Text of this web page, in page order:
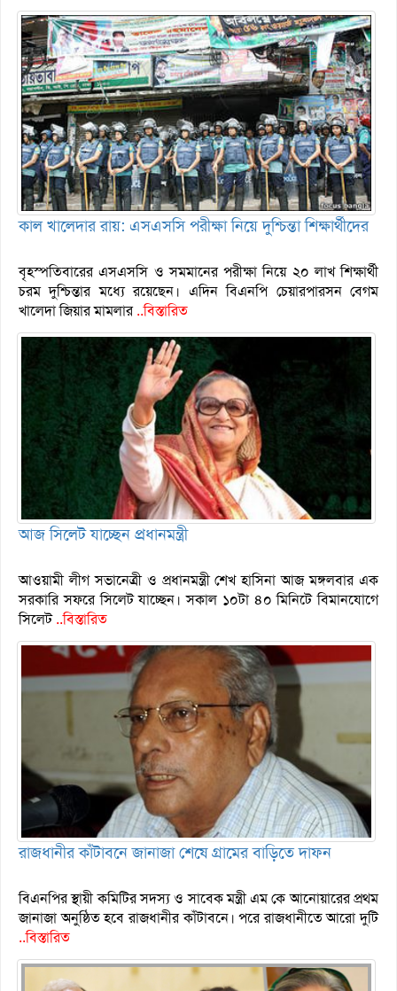
কাল খালেদার রায়: এসএসসি পরীক্ষা নিয়ে দুশ্চিন্তা শিক্ষার্থীদের
বৃহস্পতিবারের এসএসসি ও সমমানের পরীক্ষা নিয়ে ২০ লাখ শিক্ষার্থী
চরম দুশ্চিন্তার মধ্যে রয়েছেন। এদিন বিএনপি চেয়ারপারসন বেগম
খালেদা জিয়ার মামলার..বিস্তারিত
আজ সিলেট যাচ্ছেন প্রধানমন্ত্রী
আওয়ামী লীগ সভানেত্রী ও প্রধানমন্ত্রী শেখ হাসিনা আজ মঙ্গলবার এক
সরকারি সফরে সিলেট যাচ্ছেন। সকাল ১০টা ৪০ মিনিটে বিমানযোগে
সিলেট..বিস্তারিত
রাজধানীর কাঁটাবনে জানাজা শেষে গ্রামের বাড়িতে দাফন
বিএনপির স্থায়ী কমিটির সদস্য ও সাবেক মন্ত্রী এম কে আনোয়ারের প্রথম
জানাজা অনুষ্ঠিত হবে রাজধানীর কাঁটাবনে। পরে রাজধানীতে আরো দুটি
..বিস্তারিত